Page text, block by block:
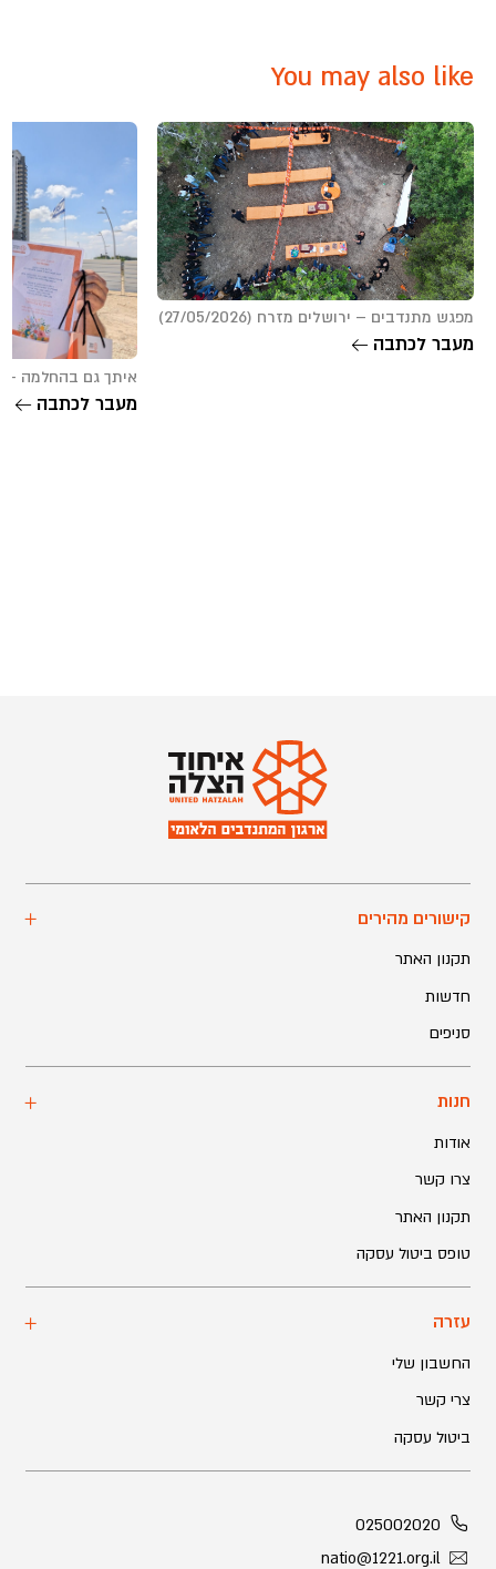
You may also like
מפגש מתנדבים – ירושלים מזרח (27/05/2026)
מעבר לכתבה
איתך גם בהחלמה – פנחס
מעבר לכתבה
קישורים מהירים
תקנון האתר
חדשות
סניפים
חנות
אודות
צרו קשר
תקנון האתר
טופס ביטול עסקה
עזרה
החשבון שלי
צרי קשר
ביטול עסקה
025002020
natio@1221.org.il